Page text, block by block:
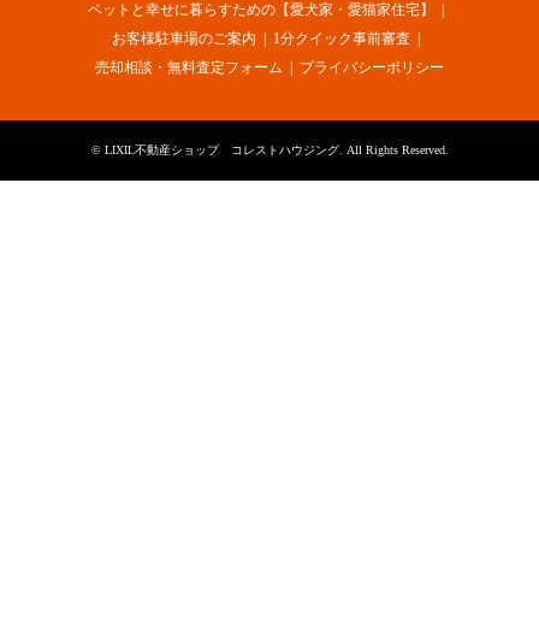
ペットと幸せに暮らすための【愛犬家・愛猫家住宅】
お客様駐車場のご案内
1分クイック事前審査
売却相談・無料査定フォーム
プライバシーポリシー
© LIXIL不動産ショップ コレストハウジング. All Rights Reserved.